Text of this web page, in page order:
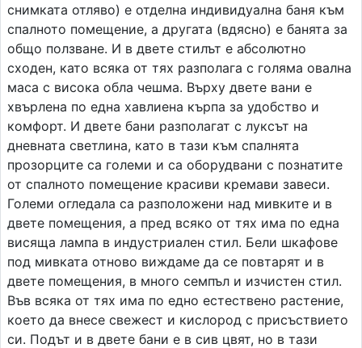
снимката отляво) е отделна индивидуална баня към
спалното помещение, а другата (вдясно) е банята за
общо ползване. И в двете стилът е абсолютно
сходен, като всяка от тях разполага с голяма овална
маса с висока обла чешма. Върху двете вани е
хвърлена по една хавлиена кърпа за удобство и
комфорт. И двете бани разполагат с луксът на
дневната светлина, като в тази към спалнята
прозорците са големи и са оборудвани с познатите
от спалното помещение красиви кремави завеси.
Големи огледала са разположени над мивките и в
двете помещения, а пред всяко от тях има по една
висяща лампа в индустриален стил. Бели шкафове
под мивката отново виждаме да се повтарят и в
двете помещения, в много семпъл и изчистен стил.
Във всяка от тях има по едно естествено растение,
което да внесе свежест и кислород с присъствието
си. Подът и в двете бани е в сив цвят, но в тази